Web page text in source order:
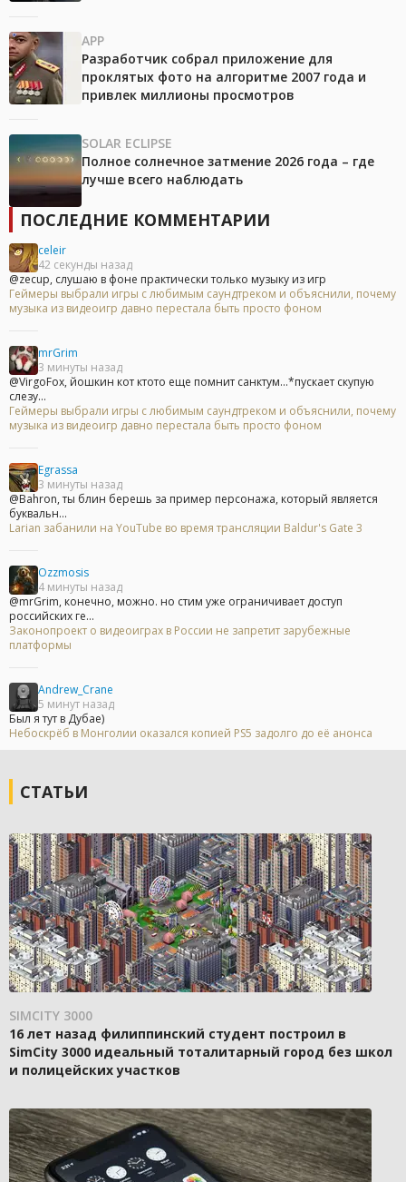
APP
Разработчик собрал приложение для
проклятых фото на алгоритме 2007 года и
привлек миллионы просмотров
SOLAR ECLIPSE
Полное солнечное затмение 2026 года – где
лучше всего наблюдать
ПОСЛЕДНИЕ КОММЕНТАРИИ
celeir
42 секунды назад
@zecup, слушаю в фоне практически только музыку из игр
Геймеры выбрали игры с любимым саундтреком и объяснили, почему
музыка из видеоигр давно перестала быть просто фоном
mrGrim
3 минуты назад
@VirgoFox, йошкин кот ктото еще помнит санктум...*пускает скупую
слезу...
Геймеры выбрали игры с любимым саундтреком и объяснили, почему
музыка из видеоигр давно перестала быть просто фоном
Egrassa
3 минуты назад
@Bahron, ты блин берешь за пример персонажа, который является
буквальн...
Larian забанили на YouTube во время трансляции Baldur's Gate 3
Ozzmosis
4 минуты назад
@mrGrim, конечно, можно. но стим уже ограничивает доступ
российских ге...
Законопроект о видеоиграх в России не запретит зарубежные
платформы
Andrew_Crane
5 минут назад
Был я тут в Дубае)
Небоскрёб в Монголии оказался копией PS5 задолго до её анонса
СТАТЬИ
SIMCITY 3000
16 лет назад филиппинский студент построил в
SimCity 3000 идеальный тоталитарный город без школ
и полицейских участков